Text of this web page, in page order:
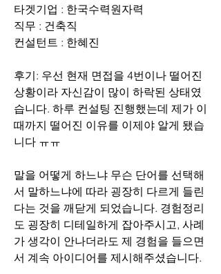
타겟기업 : 한국수력원자력
직무 : 건축직
컨설턴트 : 한혜진
후기: 우선 현재 면접을 4번이나 떨어진
상황이라 자신감이 많이 하락된 상태였
습니다. 하루 컨설팅 진행했는데 제가 이
때까지 떨어진 이유를 이제야 알게 됐습
니다 ㅠㅠ
말을 어떻게 하느냐 무슨 단어를 선택해
서 말하느냐에 따라 굉장히 다르게 들린
다는 것을 깨닫게 되었습니다. 경험정리
도 굉장히 디테일하게 잡아주시고, 사례
가 생각이 안나더라도 제 경험을 들으면
서 계속 아이디어를 제시해주셨습니다.